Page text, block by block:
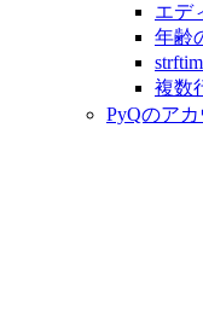
エデ
年齢
複数
PyQのア